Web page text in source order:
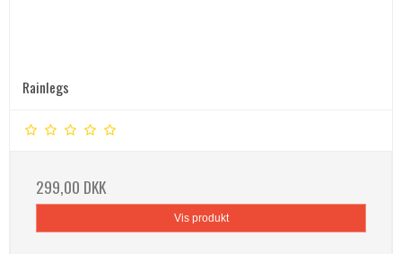
Rainlegs
299,00 DKK
Vis produkt